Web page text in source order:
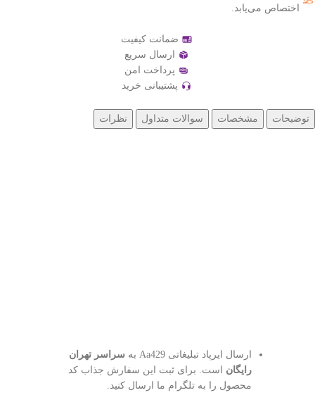
اختصاص می‌یابد.
ضمانت کیفیت
ارسال سریع
پرداخت امن
پشتیبانی خرید
توضیحات مشخصات سوالات متداول نظرات
ارسال ایرپاد تبلیغاتی Aa429 به
سراسر تهران
رایگان است. برای ثبت این سفارش جذاب کد
محصول را به تلگرام ما ارسال کنید.